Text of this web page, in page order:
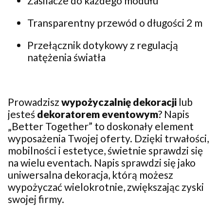
Transparentny przewód o długości 2 m
Przełącznik dotykowy z regulacją
natężenia światła
Prowadzisz wypożyczalnię dekoracji lub
jesteś dekoratorem eventowym? Napis
„Better Together” to doskonały element
wyposażenia Twojej oferty. Dzięki trwałości,
mobilności i estetyce, świetnie sprawdzi się
na wielu eventach. Napis sprawdzi się jako
uniwersalna dekoracja, którą możesz
wypożyczać wielokrotnie, zwiększając zyski
swojej firmy.